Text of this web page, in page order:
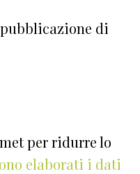
di
per ridurre lo
elaborati i dati